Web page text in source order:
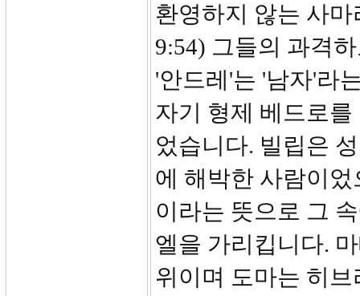
환영하지 않는 사
9:54) 그들의 과격
'안드레'는 '남자'라
자기 형제 베드로
었습니다. 빌립은
에 해박한 사람이
이라는 뜻으로 그
엘을 가리킵니다.
위이며 도마는 히